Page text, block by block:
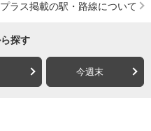
ラス掲載の駅・路線について
探す
今週末